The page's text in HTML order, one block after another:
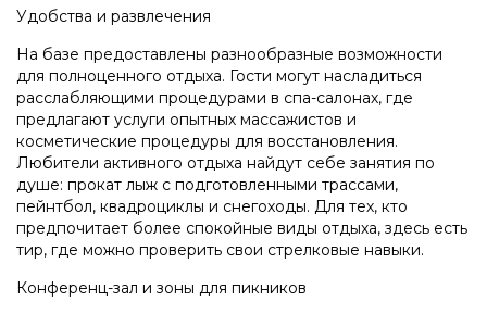
Удобства и развлечения
На базе предоставлены разнообразные возможности
для полноценного отдыха. Гости могут насладиться
расслабляющими процедурами в спа-салонах, где
предлагают услуги опытных массажистов и
косметические процедуры для восстановления.
Любители активного отдыха найдут себе занятия по
душе: прокат лыж с подготовленными трассами,
пейнтбол, квадроциклы и снегоходы. Для тех, кто
предпочитает более спокойные виды отдыха, здесь есть
тир, где можно проверить свои стрелковые навыки.
Конференц-зал и зоны для пикников